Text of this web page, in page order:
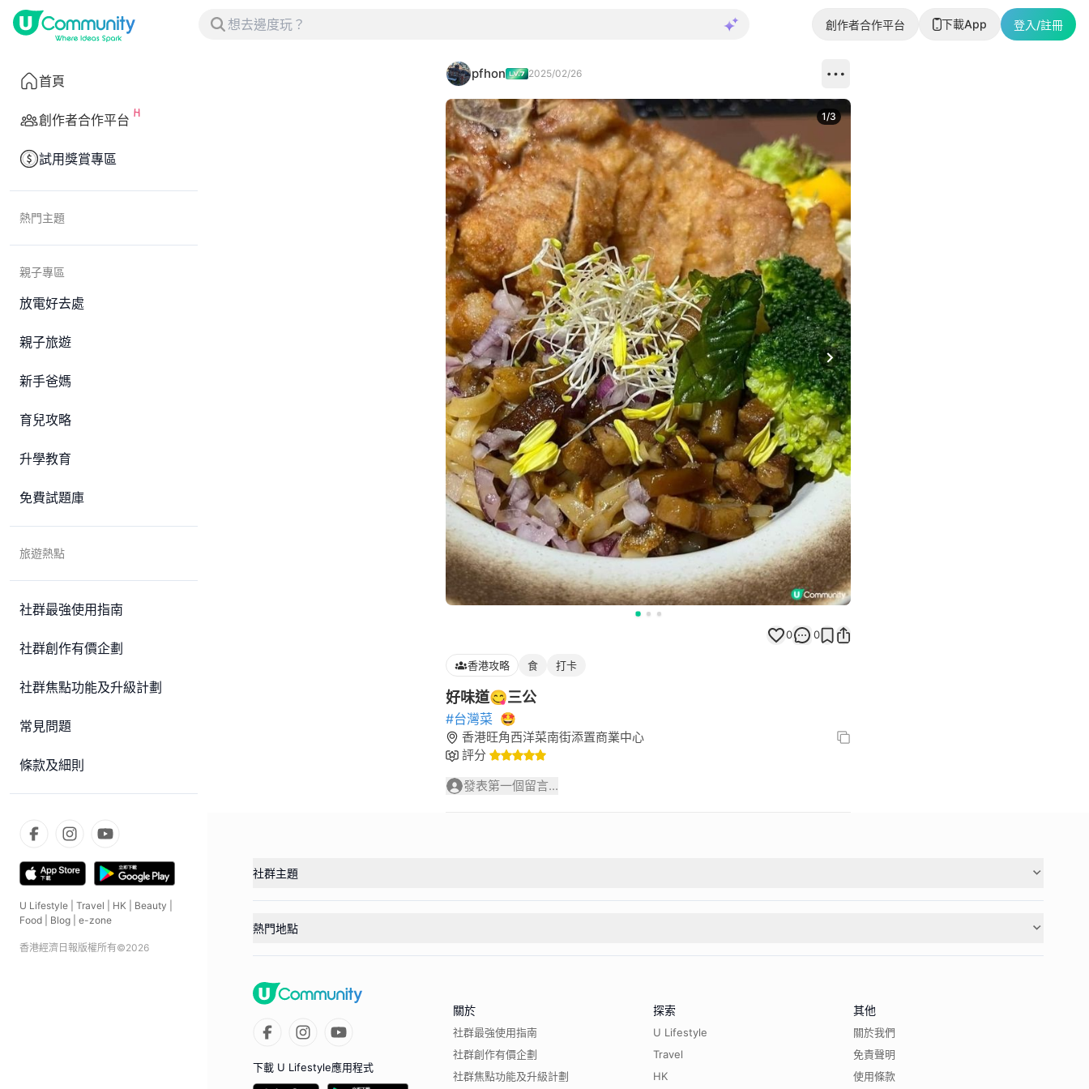
創作者合作平台 下載App 登入/註冊
首頁
創作者合作平台
試用獎賞專區
熱門主題
親子專區
放電好去處
親子旅遊
新手爸媽
育兒攻略
升學教育
免費試題庫
旅遊熱點
社群最強使用指南
社群創作有價企劃
社群焦點功能及升級計劃
常見問題
條款及細則
U Lifestyle Travel HK Beauty
Food
Blog e-zone
香港經濟日報版權所有©2026
pfhon 2025/02/26
Next slide
1/3
0 0
香港攻略 食 打卡
好味道😋三公
#台灣菜 🤩
香港旺角西洋菜南街添置商業中心
評分
發表第一個留言...
社群主題
熱門地點
下載 U Lifestyle應用程式
關於
社群最強使用指南
社群創作有價企劃
社群焦點功能及升級計劃
探索
U Lifestyle
Travel
HK
其他
關於我們
免責聲明
使用條款